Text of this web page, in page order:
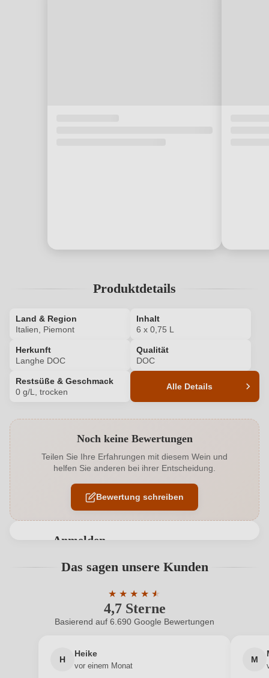
Produktdetails
Land & Region
Italien, Piemont
Inhalt
6 x 0,75 L
Herkunft
Langhe DOC
Qualität
DOC
Restsüße & Geschmack
0 g/L, trocken
Alle Details
Allergene Enthält Sulfite
Geographische Angabe Langhe DOC
Geschmack Trocken
adresse
Mango, Italien
Noch keine Bewertungen
Teilen Sie Ihre Erfahrungen mit diesem Wein und
helfen Sie anderen bei ihrer Entscheidung.
Bewertung schreiben
Anmelden
Benutzern abgegeben werden. Bitte loggen Sie sich
Neuer Kunde? Neuer Kunde?
Ihre E-Mail-Adresse
Das sagen unsere Kunden
4,7 Sterne
★ ★ ★ ★ ★
★
Durchschnittliche Bewertung von 4.7
Basierend auf 6.690 Google Bewertungen
H
Heike
vor einem Monat
M